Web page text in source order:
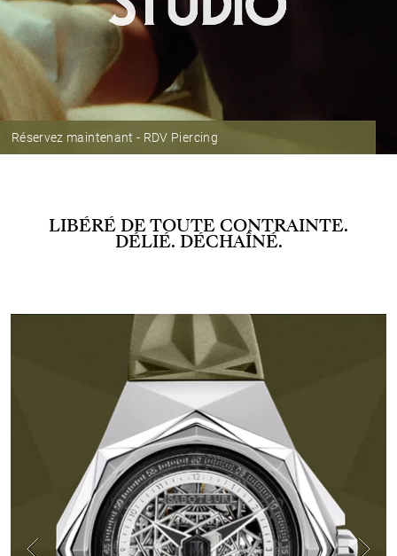
Réservez maintenant - RDV Piercing
LIBÉRÉ DE TOUTE CONTRAINTE.
DÉLIÉ. DÉCHAÎNÉ.